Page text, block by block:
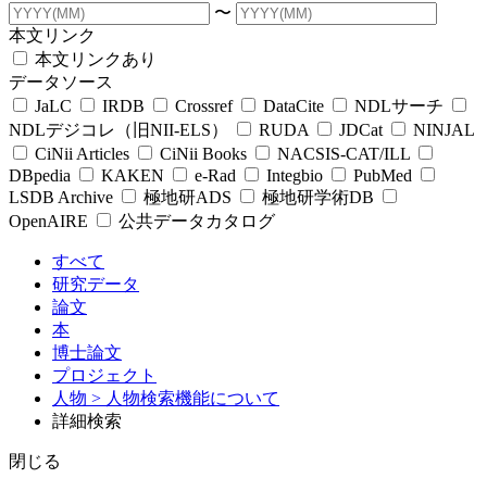
〜
本文リンク
本文リンクあり
データソース
JaLC
IRDB Crossref DataCite
NDLサーチ
NDLデジコレ（旧NII-ELS）
RUDA JDCat
NINJAL
CiNii Articles
CiNii Books
NACSIS-CAT/ILL
DBpedia
KAKEN e-Rad Integbio
PubMed
LSDB Archive
極地研ADS
極地研学術DB
OpenAIRE
公共データカタログ
すべて
研究データ
論文
本
博士論文
プロジェクト
人物 > 人物検索機能について
詳細検索
閉じる